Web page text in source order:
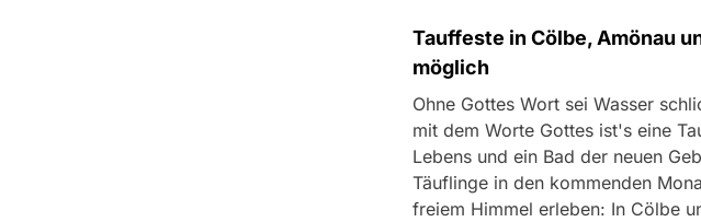
Tauffeste in Cölbe, Amönau
möglich
Ohne Gottes Wort sei Wasser
mit dem Worte Gottes ist's eine
Lebens und ein Bad der neuen
Täuflinge in den kommenden
freiem Himmel erleben: In Cölbe